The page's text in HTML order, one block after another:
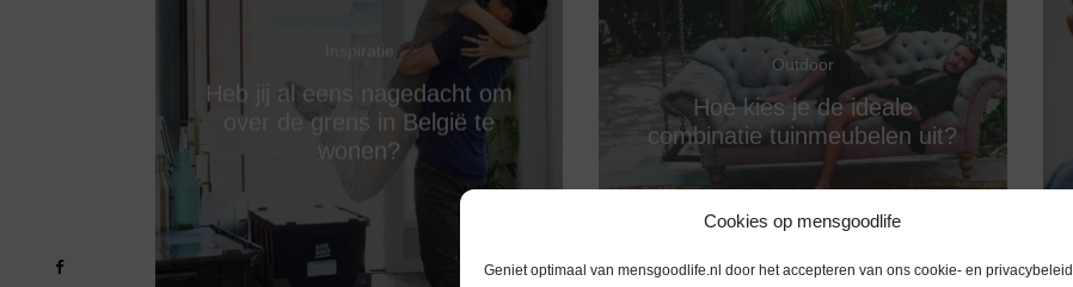
Cookies op mensgoodlife
Geniet optimaal van mensgoodlife.nl door het accepteren van ons cookie- en privacybeleid.
Inspiratie
Heb jij al eens nagedacht om
over de grens in België te
wonen?
Outdoor
Hoe kies je de ideale
combinatie tuinmeubelen uit?